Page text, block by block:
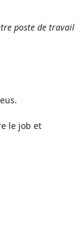
poste de travail
le job et